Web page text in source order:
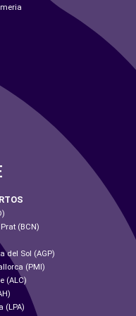
(BCN)
del Sol (AGP)
(PMI)
(ALC)
(LPA)